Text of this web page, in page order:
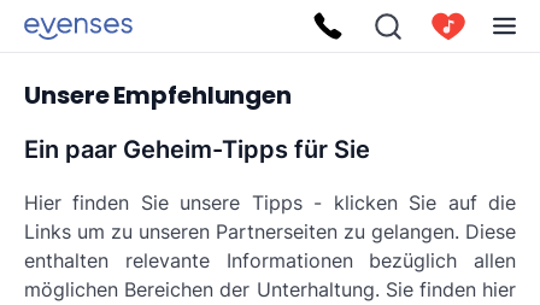
Unsere Empfehlungen
Ein paar Geheim-Tipps für Sie
Hier finden Sie unsere Tipps - klicken Sie auf die
Links um zu unseren Partnerseiten zu gelangen. Diese
enthalten relevante Informationen bezüglich allen
möglichen Bereichen der Unterhaltung. Sie finden hier